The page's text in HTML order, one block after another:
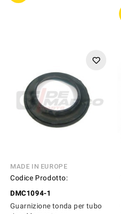
MADE IN EUROPE
Codice Prodotto:
DMC1094-1
Guarnizione tonda per tubo